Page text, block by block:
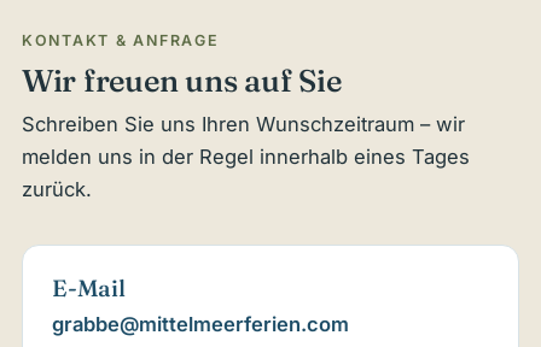
KONTAKT & ANFRAGE
Wir freuen uns auf Sie
Schreiben Sie uns Ihren Wunschzeitraum – wir
melden uns in der Regel innerhalb eines Tages
zurück.
E-Mail
grabbe@mittelmeerferien.com